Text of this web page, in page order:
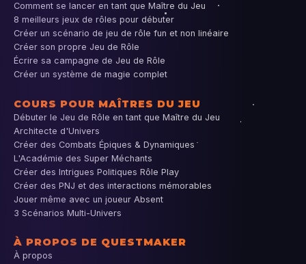
Comment se lancer en tant que Maître du Jeu
8 meilleurs jeux de rôles pour débuter
Créer un scénario de jeu de rôle fun et non linéaire
Créer son propre Jeu de Rôle
Écrire sa campagne de Jeu de Rôle
Créer un système de magie complet
COURS POUR MAÎTRES DU JEU
Débuter le Jeu de Rôle en tant que Maître du Jeu
Architecte d'Univers
Créer des Combats Épiques & Dynamiques
L'Académie des Super Méchants
Créer des Intrigues Politiques Rôle Play
Créer des PNJ et des interactions mémorables
Jouer même avec un joueur Absent
3 Scénarios Multi-Univers
À PROPOS DE QUESTMAKER
À propos